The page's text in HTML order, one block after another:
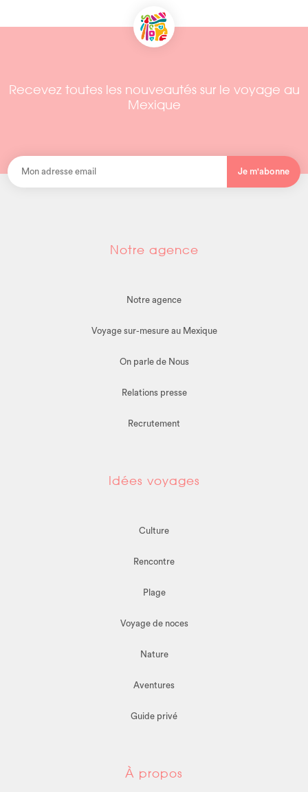
Recevez toutes les nouveautés sur le voyage au
Mexique
Je m'abonne
Notre agence
Notre agence
Voyage sur-mesure au Mexique
On parle de Nous
Relations presse
Recrutement
Idées voyages
Culture
Rencontre
Plage
Voyage de noces
Nature
Aventures
Guide privé
À propos